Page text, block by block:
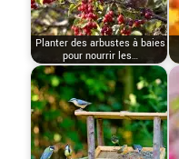
Planter des arbustes à baies
pour nourrir les…